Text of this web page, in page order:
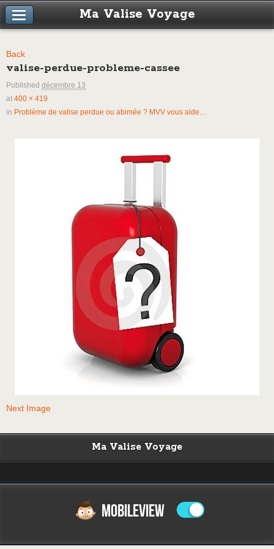
Ma Valise Voyage
Back
valise-perdue-probleme-cassee
Published décembre 13
at 400 × 419
in Problème de valise perdue ou abimée ? MVV vous aide…
Next Image
Ma Valise Voyage
MOBILEVIEW